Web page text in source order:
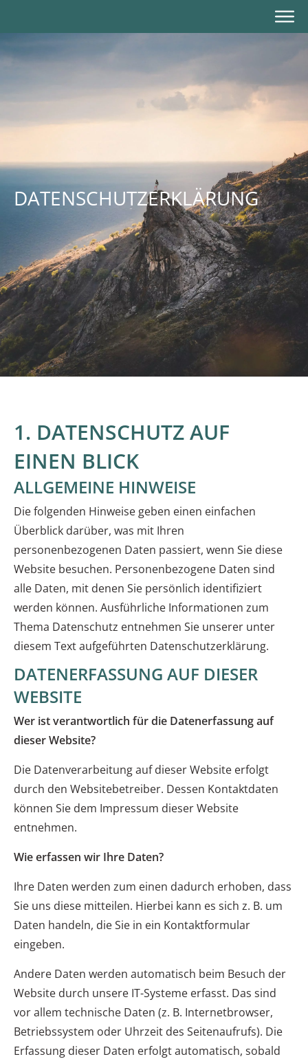
DATENSCHUTZERKLÄRUNG
1. DATENSCHUTZ AUF
EINEN BLICK
ALLGEMEINE HINWEISE
Die folgenden Hinweise geben einen einfachen
Überblick darüber, was mit Ihren
personenbezogenen Daten passiert, wenn Sie diese
Website besuchen. Personenbezogene Daten sind
alle Daten, mit denen Sie persönlich identifiziert
werden können. Ausführliche Informationen zum
Thema Datenschutz entnehmen Sie unserer unter
diesem Text aufgeführten Datenschutzerklärung.
DATENERFASSUNG AUF DIESER
WEBSITE
Wer ist verantwortlich für die Datenerfassung auf
dieser Website?
Die Datenverarbeitung auf dieser Website erfolgt
durch den Websitebetreiber. Dessen Kontaktdaten
können Sie dem Impressum dieser Website
entnehmen.
Wie erfassen wir Ihre Daten?
Ihre Daten werden zum einen dadurch erhoben, dass
Sie uns diese mitteilen. Hierbei kann es sich z. B. um
Daten handeln, die Sie in ein Kontaktformular
eingeben.
Andere Daten werden automatisch beim Besuch der
Website durch unsere IT-Systeme erfasst. Das sind
vor allem technische Daten (z. B. Internetbrowser,
Betriebssystem oder Uhrzeit des Seitenaufrufs). Die
Erfassung dieser Daten erfolgt automatisch, sobald